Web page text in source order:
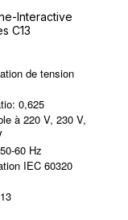
de tension
0,625
à 220 V, 230 V,
60 Hz
IEC 60320